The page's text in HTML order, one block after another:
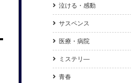
泣ける・感動
サスペンス
医療・病院
ミステリ―
青春